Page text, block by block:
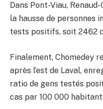
Dans Pont-Viau,
la hausse de personnes
tests positifs, soit 2462
Finalement, Chomedey
après l’est de Laval,
ratio de gens testés
cas par 100 000